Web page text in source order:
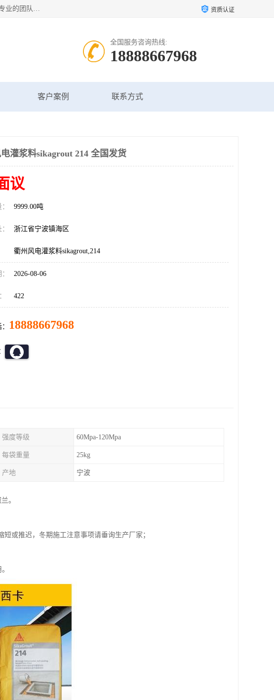
宁波博方风电科技有限公司主营：西卡灌浆料、巴斯夫灌浆料、风电灌浆料、快可美灌浆料等产品。们有好的产品和专业的团队，公司发展迅速，我们为客户提供优质的产品、良好的技术支持、健全的售后服务。 资质认证
全国服务咨询热线:
18888667968
客户案例 联系方式
灌浆料sikagrout 214 全国发货
议
9999.00吨
浙江省宁波镇海区
衢州风电灌浆料sikagrout,214
2026-08-06
422
18888667968
强度等级 60Mpa-120Mpa
每袋重量 25kg
产地 宁波
。
或推迟，冬期施工注意事项请垂询生产厂家；